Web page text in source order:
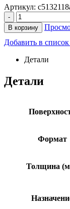
Артикул:
-
В корзину
Добавить в
Детали
Детали
Формат
Толщина